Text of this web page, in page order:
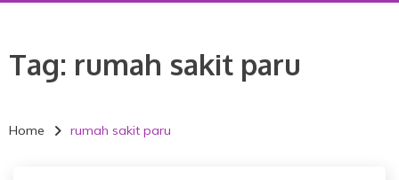
Tag: rumah sakit paru
Home rumah sakit paru